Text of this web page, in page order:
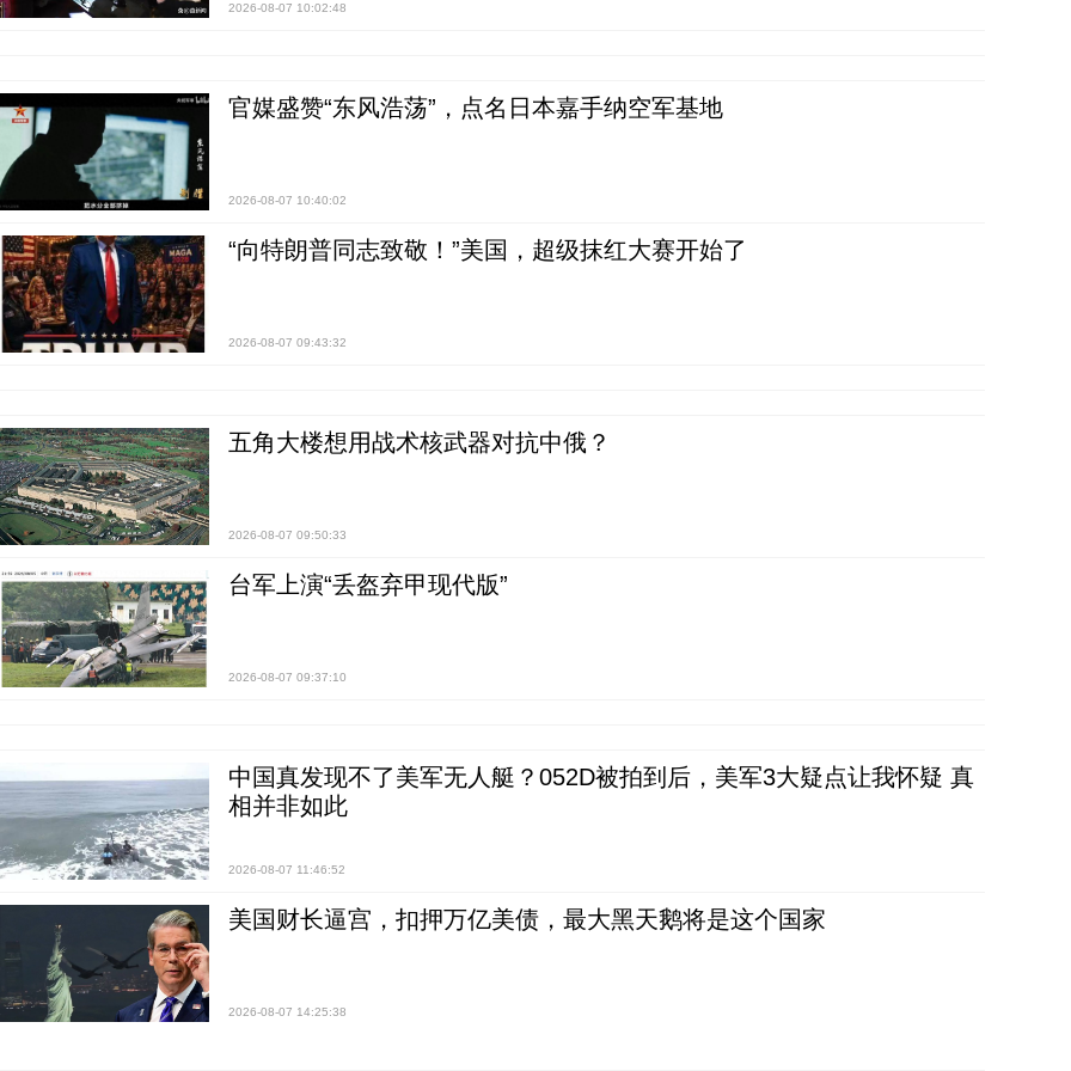
2026-08-07 10:02:48
官媒盛赞“东风浩荡”，点名日本嘉手纳空军基地
2026-08-07 10:40:02
“向特朗普同志致敬！”美国，超级抹红大赛开始了
2026-08-07 09:43:32
五角大楼想用战术核武器对抗中俄？
2026-08-07 09:50:33
台军上演“丢盔弃甲现代版”
2026-08-07 09:37:10
中国真发现不了美军无人艇？052D被拍到后，美军3大疑点让我怀疑 真
相并非如此
2026-08-07 11:46:52
美国财长逼宫，扣押万亿美债，最大黑天鹅将是这个国家
2026-08-07 14:25:38